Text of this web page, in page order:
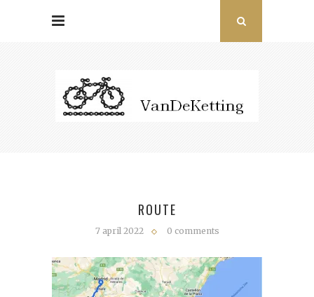
ROUTE
7 april 2022 0 comments